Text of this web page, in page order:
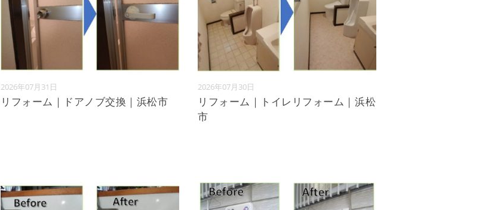
2026年07月31日
リフォーム｜ドアノブ交換｜浜松市
2026年07月30日
リフォーム｜トイレリフォーム｜浜松
市